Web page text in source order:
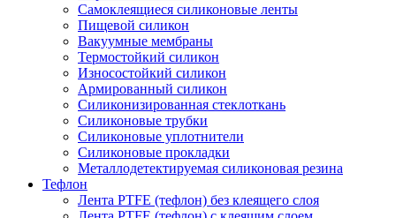
Самоклеящиеся силиконовые ленты
Пищевой силикон
Вакуумные мембраны
Термостойкий силикон
Износостойкий силикон
Армированный силикон
Силиконизированная стеклоткань
Силиконовые трубки
Силиконовые уплотнители
Силиконовые прокладки
Металлодетектируемая силиконовая резина
Тефлон
Лента PTFE (тефлон) без клеящего слоя